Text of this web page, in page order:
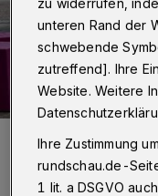
Auch der Werth in
unteren Rand der
schwebende
zutreffend]. Ihre
Website. Weitere
Ihre Zustimmung
rundschau.de-
1 lit. a DSGVO